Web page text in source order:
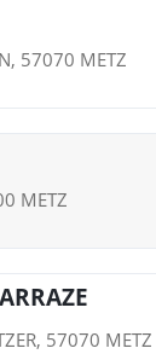
57070 METZ
METZ
57070 METZ